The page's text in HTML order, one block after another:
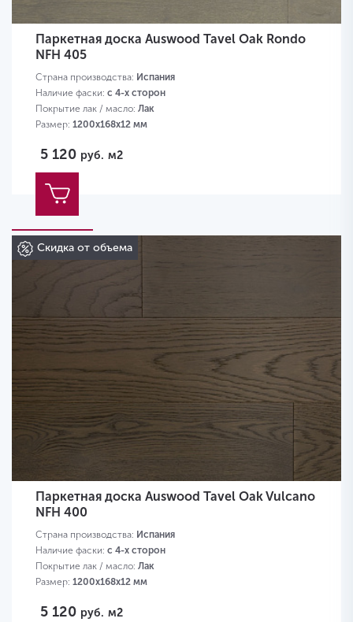
Паркетная доска Auswood Tavel Oak Rondo
NFH 405
Страна производства: Испания
Наличие фаски: с 4-х сторон
Покрытие лак / масло: Лак
Размер: 1200х168х12 мм
5 120 руб. м2
Скидка от объема
Паркетная доска Auswood Tavel Oak Vulcano
NFH 400
Страна производства: Испания
Наличие фаски: с 4-х сторон
Покрытие лак / масло: Лак
Размер: 1200х168х12 мм
5 120 руб. м2